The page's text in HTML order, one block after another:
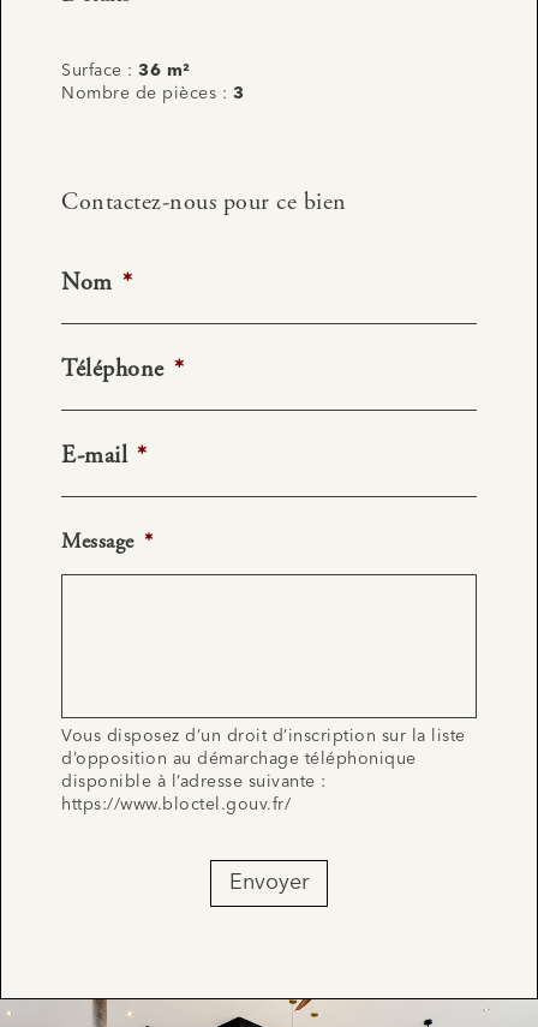
Surface : 36 m²
Nombre de pièces : 3
Contactez-nous pour ce bien
Nom *
Téléphone *
E-mail *
Message *
Vous disposez d’un droit d’inscription sur la liste
d’opposition au démarchage téléphonique
disponible à l’adresse suivante :
https://www.bloctel.gouv.fr/
Envoyer